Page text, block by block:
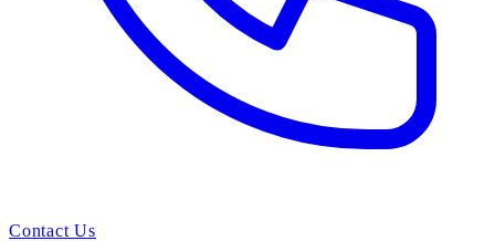
Contact Us